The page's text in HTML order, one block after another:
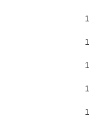
1
1
1
1
1